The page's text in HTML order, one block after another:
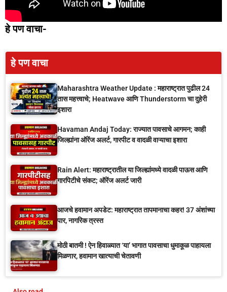
हे पण वाचा-
हे पण वाचा
Maharashtra Weather Update : महाराष्ट्रात पुढील 24
तास महत्त्वाचे; Heatwave आणि Thunderstorm चा दुहेरी
इशारा
Havaman Andaj Today: राज्यात पावसाचे आगमन; काही
जिल्ह्यांना ऑरेंज अलर्ट, गारपीट व वादळी वाऱ्याचा इशारा
Rain Alert: महाराष्ट्रातील या जिल्ह्यांमध्ये वादळी पाऊस आणि
गारपिटीचे संकट; ऑरेंज अलर्ट जारी
आजचे हवामान अपडेट: महाराष्ट्रात तापमानाचा कहर! 37 अंशांच्या
पार, नागरिक त्रस्त
मोठी बातमी ! ऐन हिवाळ्यात ‘या’ भागात पावसाचा धुमाकूळ पाहायला
मिळणार, हवामान खात्याची चेतावणी